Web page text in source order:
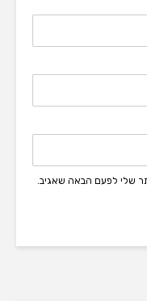
שלי לפעם הבאה שאגיב.